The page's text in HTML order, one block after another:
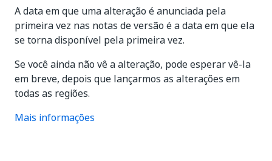
A data em que uma alteração é anunciada pela
primeira vez nas notas de versão é a data em que ela
se torna disponível pela primeira vez.
Se você ainda não vê a alteração, pode esperar vê-la
em breve, depois que lançarmos as alterações em
todas as regiões.
Mais informações